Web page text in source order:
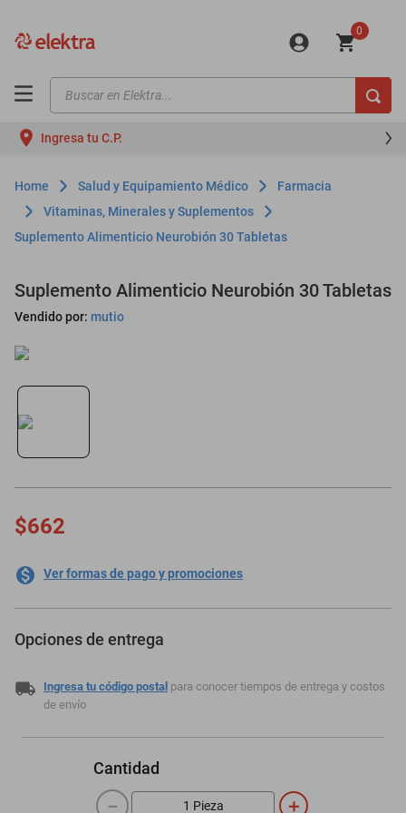
0
Buscar en Elektra...
Ingresa tu C.P.
Salud y Equipamiento Médico
Farmacia
Vitaminas, Minerales y Suplementos
Suplemento Alimenticio Neurobión 30 Tabletas
Suplemento Alimenticio Neurobión 30 Tabletas
Vendido por: mutio
$662
Ver formas de pago y promociones
Opciones de entrega
Ingresa tu código postal para conocer tiempos de entrega y costos
de envío
Cantidad
＋
－
motos
moto
celulares
iphones